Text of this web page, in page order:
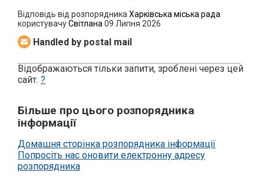
Відповідь від розпорядника Харківська міська рада
користувачуСвітлана 09 Липня 2026
Handled by postal mail
Відображаються тільки запити, зроблені через цей
сайт. ?
Більше про цього розпорядника
інформації
Домашня сторінка розпорядника інформації
Попросіть нас оновити електронну адресу
розпорядника